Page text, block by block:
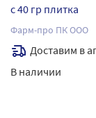
с 40 гр плитка
Фарм-про ПК ООО
Доставим в
В наличии